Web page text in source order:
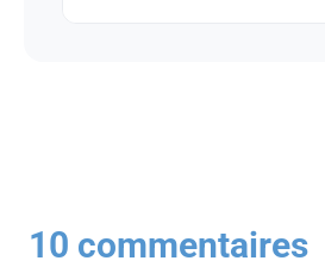
10 commentaires